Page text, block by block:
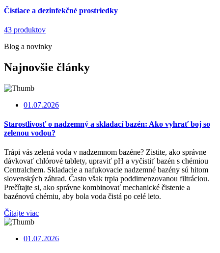
Čistiace a dezinfekčné prostriedky
43 produktov
Blog a novinky
Najnovšie články
01.07.2026
Starostlivosť o nadzemný a skladací bazén: Ako vyhrať boj so
zelenou vodou?
Trápi vás zelená voda v nadzemnom bazéne? Zistite, ako správne
dávkovať chlórové tablety, upraviť pH a vyčistiť bazén s chémiou
Centralchem. Skladacie a nafukovacie nadzemné bazény sú hitom
slovenských záhrad. Často však trpia poddimenzovanou filtráciou.
Prečítajte si, ako správne kombinovať mechanické čistenie a
bazénovú chémiu, aby bola voda čistá po celé leto.
Čítajte viac
01.07.2026